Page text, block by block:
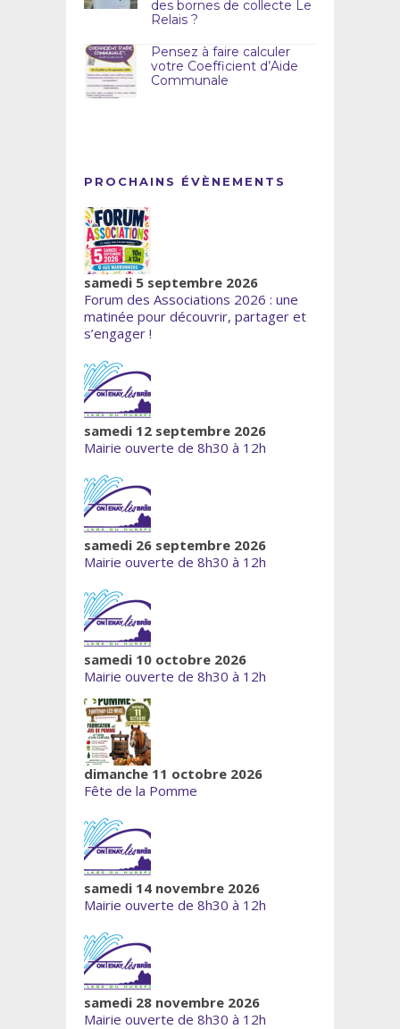
des bornes de collecte Le
Relais ?
Pensez à faire calculer
votre Coefficient d’Aide
Communale
PROCHAINS ÉVÈNEMENTS
samedi 5 septembre 2026
Forum des Associations 2026 : une
matinée pour découvrir, partager et
s’engager !
samedi 12 septembre 2026
Mairie ouverte de 8h30 à 12h
samedi 26 septembre 2026
Mairie ouverte de 8h30 à 12h
samedi 10 octobre 2026
Mairie ouverte de 8h30 à 12h
dimanche 11 octobre 2026
Fête de la Pomme
samedi 14 novembre 2026
Mairie ouverte de 8h30 à 12h
samedi 28 novembre 2026
Mairie ouverte de 8h30 à 12h